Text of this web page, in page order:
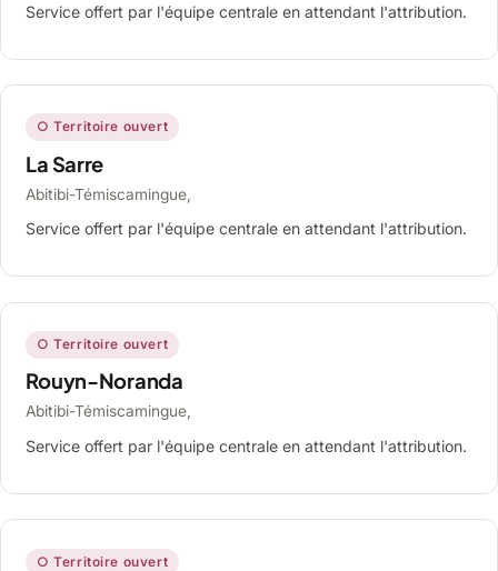
Service offert par l'équipe centrale en attendant l'attribution.
○ Territoire ouvert
La Sarre
Abitibi-Témiscamingue,
Service offert par l'équipe centrale en attendant l'attribution.
○ Territoire ouvert
Rouyn-Noranda
Abitibi-Témiscamingue,
Service offert par l'équipe centrale en attendant l'attribution.
○ Territoire ouvert